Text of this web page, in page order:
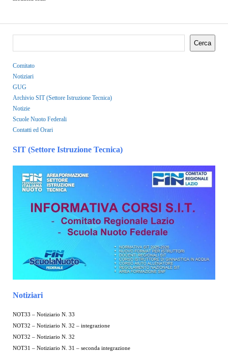
Cerca
Comitato
Notiziari
GUG
Archivio SIT (Settore Istruzione Tecnica)
Notizie
Scuole Nuoto Federali
Contatti ed Orari
SIT (Settore Istruzione Tecnica)
Notiziari
NOT33 – Notiziario N. 33
NOT32 – Notiziario N. 32 – integrazione
NOT32 – Notiziario N. 32
NOT31 – Notiziario N. 31 – seconda integrazione